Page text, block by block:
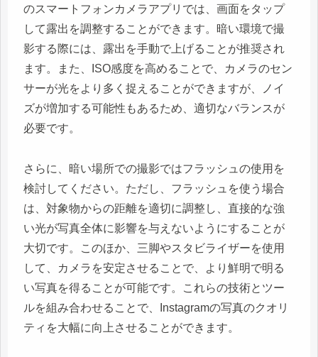
のスマートフォンカメラアプリでは、画面をタップ
して露出を調整することができます。暗い環境で撮
影する際には、露出を手動で上げることが推奨され
ます。また、ISO感度を高めることで、カメラのセン
サーが光をより多く捉えることができますが、ノイ
ズが増加する可能性もあるため、適切なバランスが
必要です。
さらに、暗い場所での撮影ではフラッシュの使用を
検討してください。ただし、フラッシュを使う場合
は、対象物からの距離を適切に調整し、直接的な強
い光が写真全体に影響を与えないようにすることが
大切です。このほか、三脚やスタビライザーを使用
して、カメラを安定させることで、より鮮明で明る
い写真を得ることが可能です。これらの技術とツー
ルを組み合わせることで、Instagramの写真のクオリ
ティを大幅に向上させることができます。